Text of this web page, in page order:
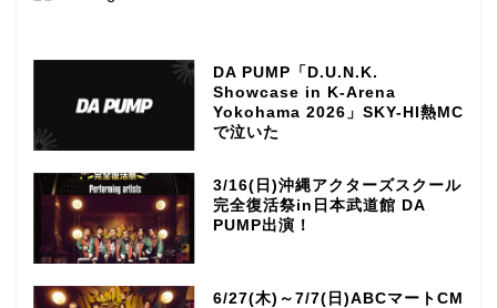
DA PUMP「D.U.N.K.
Showcase in K-Arena
Yokohama 2026」SKY-HI熱MC
で泣いた
3/16(日)沖縄アクターズスクール
完全復活祭in日本武道館 DA
PUMP出演！
6/27(木)～7/7(日)ABCマートCM